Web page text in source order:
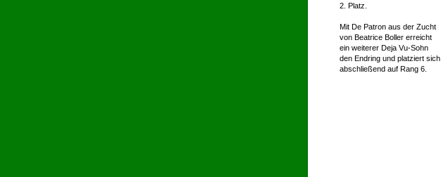
2. Platz.
Mit De Patron aus der Zucht
von Beatrice Boller erreicht
ein weiterer Deja Vu-Sohn
den Endring und platziert sich
abschließend auf Rang 6.